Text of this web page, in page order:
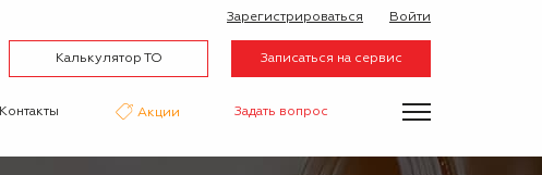
Калькулятор ТО Записаться на сервис
Зарегистрироваться Войти
Контакты Акции Задать вопрос